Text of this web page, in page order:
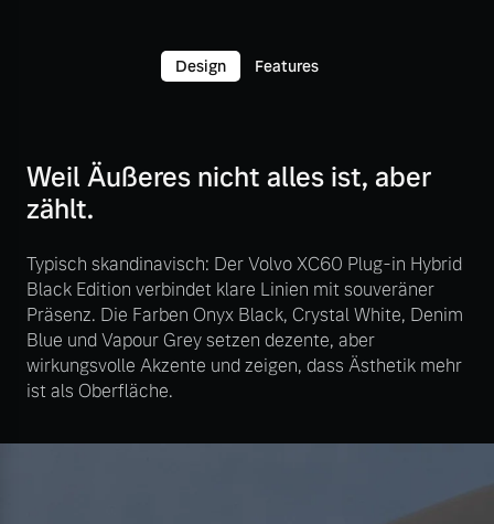
Design Features
Weil Äußeres nicht alles ist, aber
zählt.
Typisch skandinavisch: Der Volvo XC60 Plug-in Hybrid
Black Edition verbindet klare Linien mit souveräner
Präsenz. Die Farben Onyx Black, Crystal White, Denim
Blue und Vapour Grey setzen dezente, aber
wirkungsvolle Akzente und zeigen, dass Ästhetik mehr
ist als Oberfläche.